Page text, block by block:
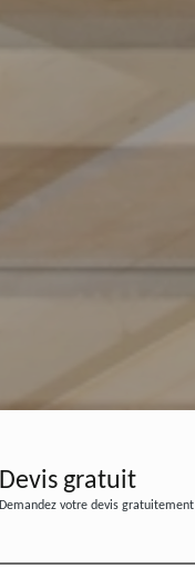
Devis gratuit
Demandez votre devis gratuitement